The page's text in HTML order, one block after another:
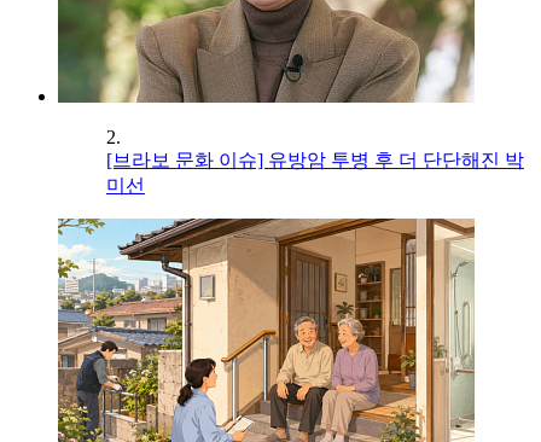
2.
[브라보 문화 이슈] 유방암 투병 후 더 단단해진 박
미선